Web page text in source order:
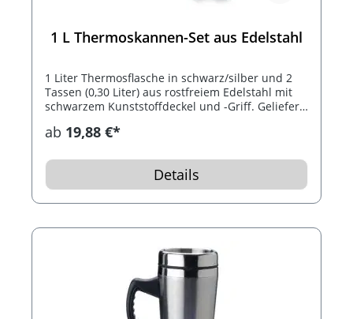
1 L Thermoskannen-Set aus Edelstahl
1 Liter Thermosflasche in schwarz/silber und 2
Tassen (0,30 Liter) aus rostfreiem Edelstahl mit
schwarzem Kunststoffdeckel und -Griff. Geliefert
ab 19,88 €*
Details